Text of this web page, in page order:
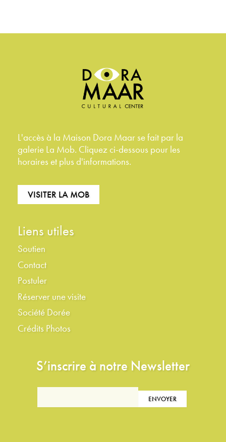
L'accès à la Maison Dora Maar se fait par la
galerie La Mob. Cliquez ci-dessous pour les
horaires et plus d'informations.
VISITER LA MOB
Liens utiles
Soutien
Contact
Postuler
Réserver une visite
Société Dorée
Crédits Photos
S’inscrire à notre Newsletter